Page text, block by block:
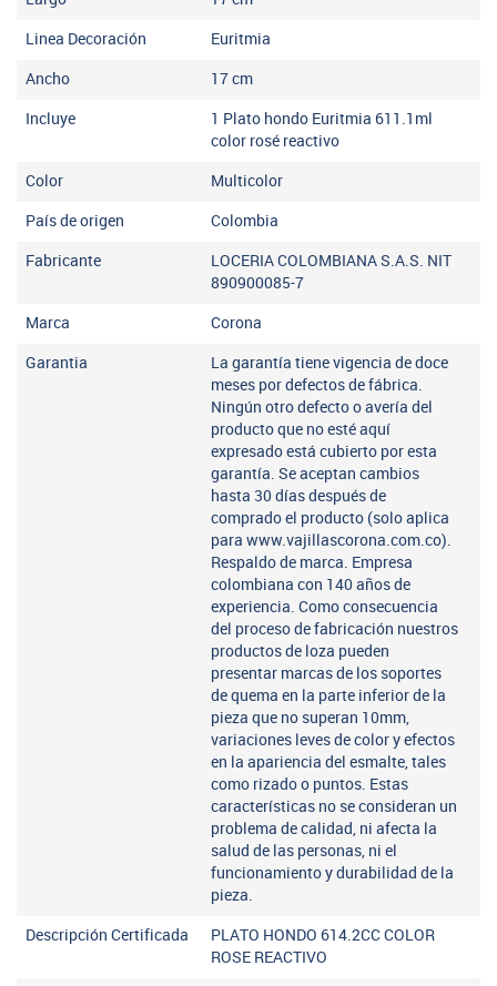
Linea Decoración Euritmia
Ancho 17cm
Incluye
1 Plato hondo Euritmia 611.1ml
color rosé reactivo
Color Multicolor
País de origen Colombia
Fabricante
LOCERIA COLOMBIANA S.A.S. NIT
890900085-7
Marca Corona
Garantia
La garantía tiene vigencia de doce
meses por defectos de fábrica.
Ningún otro defecto o avería del
producto que no esté aquí
expresado está cubierto por esta
garantía. Se aceptan cambios
hasta 30 días después de
comprado el producto (solo aplica
para www.vajillascorona.com.co).
Respaldo de marca. Empresa
colombiana con 140 años de
experiencia. Como consecuencia
del proceso de fabricación nuestros
productos de loza pueden
presentar marcas de los soportes
de quema en la parte inferior de la
pieza que no superan 10mm,
variaciones leves de color y efectos
en la apariencia del esmalte, tales
como rizado o puntos. Estas
características no se consideran un
problema de calidad, ni afecta la
salud de las personas, ni el
funcionamiento y durabilidad de la
pieza.
Descripción Certificada
PLATO HONDO 614.2CC COLOR
ROSE REACTIVO